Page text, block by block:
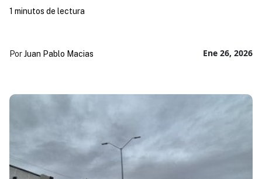
Ene 26, 2026
PorJuan Pablo Macias
1 minutos de lectura